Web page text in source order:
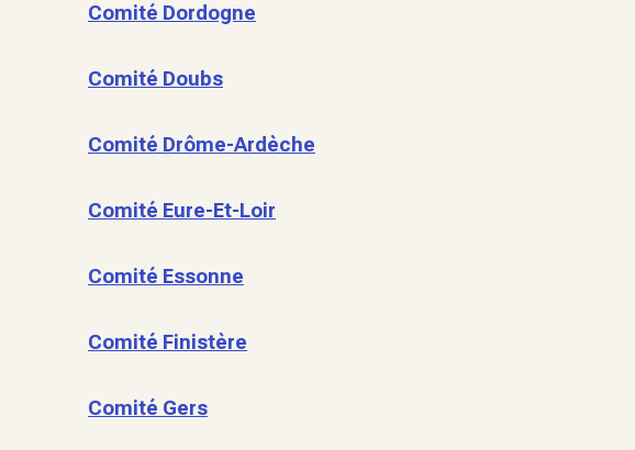
Comité Dordogne
Comité Doubs
Comité Drôme-Ardèche
Comité Eure-Et-Loir
Comité Essonne
Comité Finistère
Comité Gers